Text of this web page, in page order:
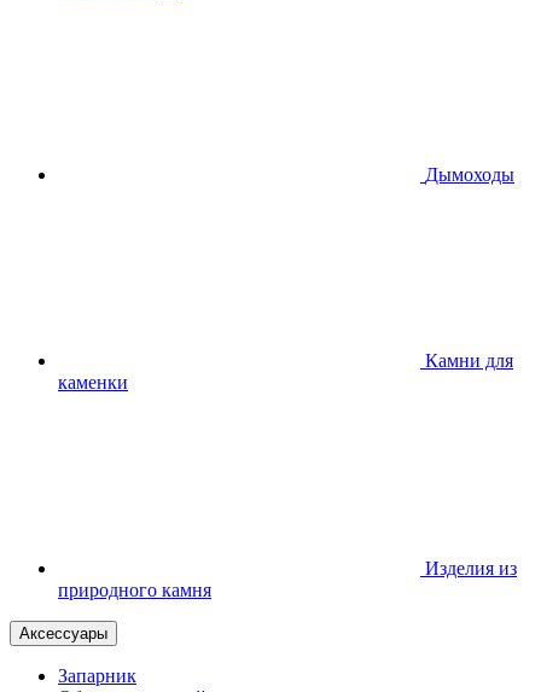
Дымоходы
Камни для
каменки
Изделия из
природного камня
Аксессуары
Запарник